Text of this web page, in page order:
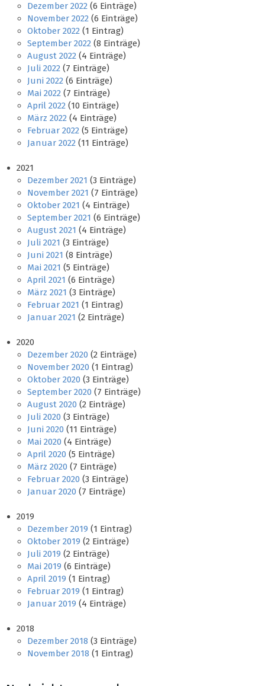
Dezember 2022 (6 Einträge)
November 2022 (6 Einträge)
Oktober 2022 (1 Eintrag)
September 2022 (8 Einträge)
August 2022 (4 Einträge)
Juli 2022 (7 Einträge)
Juni 2022 (6 Einträge)
Mai 2022 (7 Einträge)
April 2022 (10 Einträge)
März 2022 (4 Einträge)
Februar 2022 (5 Einträge)
Januar 2022 (11 Einträge)
2021
Dezember 2021 (3 Einträge)
November 2021 (7 Einträge)
Oktober 2021 (4 Einträge)
September 2021 (6 Einträge)
August 2021 (4 Einträge)
Juli 2021 (3 Einträge)
Juni 2021 (8 Einträge)
Mai 2021 (5 Einträge)
April 2021 (6 Einträge)
März 2021 (3 Einträge)
Februar 2021 (1 Eintrag)
Januar 2021 (2 Einträge)
2020
Dezember 2020 (2 Einträge)
November 2020 (1 Eintrag)
Oktober 2020 (3 Einträge)
September 2020 (7 Einträge)
August 2020 (2 Einträge)
Juli 2020 (3 Einträge)
Juni 2020 (11 Einträge)
Mai 2020 (4 Einträge)
April 2020 (5 Einträge)
März 2020 (7 Einträge)
Februar 2020 (3 Einträge)
Januar 2020 (7 Einträge)
2019
Dezember 2019 (1 Eintrag)
Oktober 2019 (2 Einträge)
Juli 2019 (2 Einträge)
Mai 2019 (6 Einträge)
April 2019 (1 Eintrag)
Februar 2019 (1 Eintrag)
Januar 2019 (4 Einträge)
2018
Dezember 2018 (3 Einträge)
November 2018 (1 Eintrag)